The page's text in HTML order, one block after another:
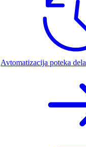
Avtomatizacija poteka dela